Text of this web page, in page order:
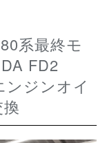
FD2
ジンオイ